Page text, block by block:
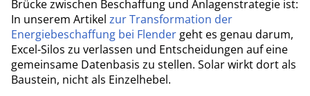
Brücke zwischen Beschaffung und Anlagenstrategie ist:
In unserem Artikel zur Transformation der
Energiebeschaffung bei Flender geht es genau darum,
Excel-Silos zu verlassen und Entscheidungen auf eine
gemeinsame Datenbasis zu stellen. Solar wirkt dort als
Baustein, nicht als Einzelhebel.